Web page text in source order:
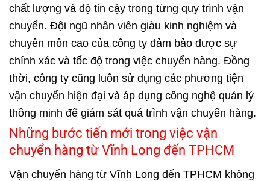
chất lượng và độ tin cậy trong từng quy trình vận
chuyển. Đội ngũ nhân viên giàu kinh nghiệm và
chuyên môn cao của công ty đảm bảo được sự
chính xác và tốc độ trong việc chuyển hàng. Đồng
thời, công ty cũng luôn sử dụng các phương tiện
vận chuyển hiện đại và áp dụng công nghệ quản lý
thông minh để giám sát quá trình vận chuyển hàng.
Những bước tiến mới trong việc vận
chuyển hàng từ Vĩnh Long đến TPHCM
Vận chuyển hàng từ Vĩnh Long đến TPHCM không